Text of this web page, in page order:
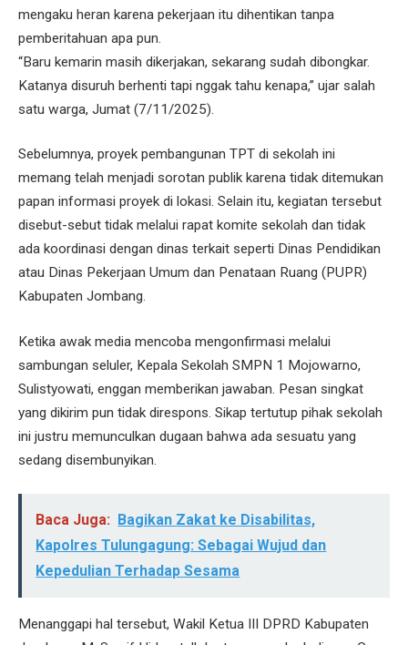
mengaku heran karena pekerjaan itu dihentikan tanpa
pemberitahuan apa pun.
“Baru kemarin masih dikerjakan, sekarang sudah dibongkar.
Katanya disuruh berhenti tapi nggak tahu kenapa,” ujar salah
satu warga, Jumat (7/11/2025).
Sebelumnya, proyek pembangunan TPT di sekolah ini
memang telah menjadi sorotan publik karena tidak ditemukan
papan informasi proyek di lokasi. Selain itu, kegiatan tersebut
disebut-sebut tidak melalui rapat komite sekolah dan tidak
ada koordinasi dengan dinas terkait seperti Dinas Pendidikan
atau Dinas Pekerjaan Umum dan Penataan Ruang (PUPR)
Kabupaten Jombang.
Ketika awak media mencoba mengonfirmasi melalui
sambungan seluler, Kepala Sekolah SMPN 1 Mojowarno,
Sulistyowati, enggan memberikan jawaban. Pesan singkat
yang dikirim pun tidak direspons. Sikap tertutup pihak sekolah
ini justru memunculkan dugaan bahwa ada sesuatu yang
sedang disembunyikan.
Baca Juga: Bagikan Zakat ke Disabilitas,
Kapolres Tulungagung: Sebagai Wujud dan
Kepedulian Terhadap Sesama
Menanggapi hal tersebut, Wakil Ketua III DPRD Kabupaten